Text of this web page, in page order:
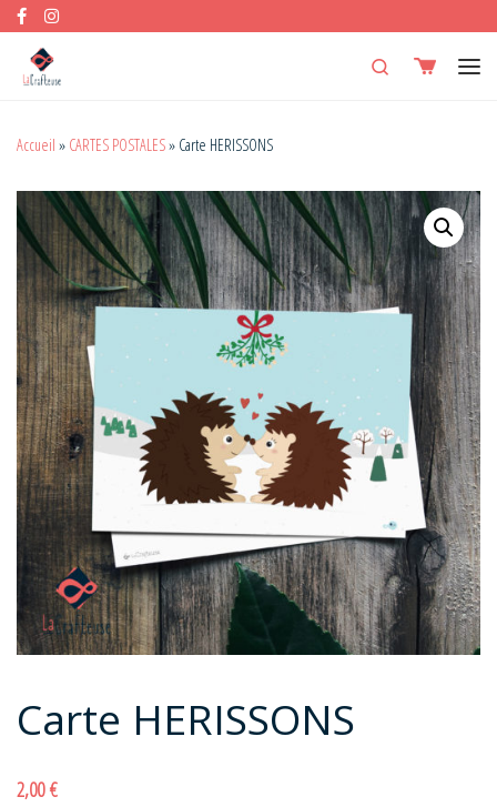
Skip to content
Search
Accueil » CARTES POSTALES» Carte HERISSONS
Carte HERISSONS
2,00€